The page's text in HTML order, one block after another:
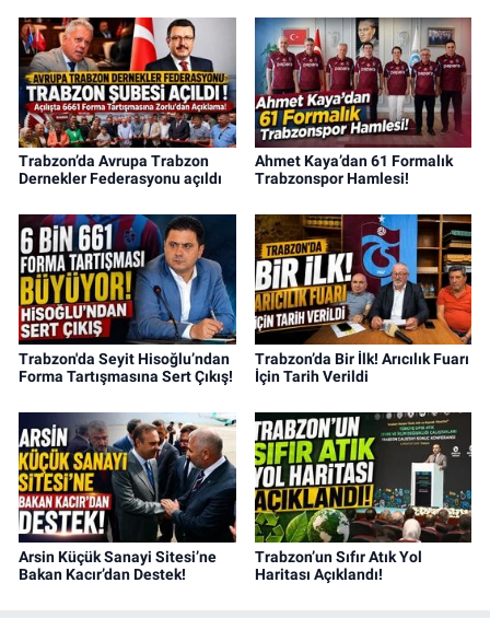
Trabzon’da Avrupa Trabzon
Dernekler Federasyonu açıldı
Ahmet Kaya’dan 61 Formalık
Trabzonspor Hamlesi!
Trabzon'da Seyit Hisoğlu’ndan
Forma Tartışmasına Sert Çıkış!
Trabzon’da Bir İlk! Arıcılık Fuarı
İçin Tarih Verildi
Arsin Küçük Sanayi Sitesi’ne
Bakan Kacır’dan Destek!
Trabzon’un Sıfır Atık Yol
Haritası Açıklandı!